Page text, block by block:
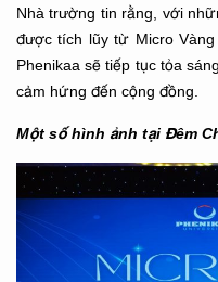
Nhà trường tin rằng, với
được tích lũy từ Micro
Phenikaa sẽ tiếp tục tỏa
cảm hứng đến cộng đồng.
Một số hình ảnh tại Đêm